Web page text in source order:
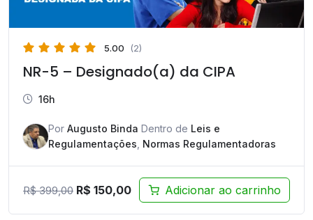
5.00 (2)
NR-5 – Designado(a) da CIPA
16h
Por Augusto Binda Dentro de Leis e
Regulamentações Normas Regulamentadoras
R$399,00 O
R$ 150,00O
preço
Adicionar ao carrinho